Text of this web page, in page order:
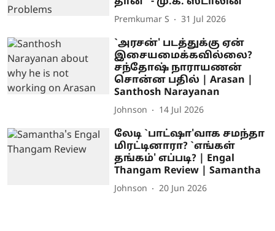
Premkumar S 31 Jul 2026
`அரசன்' படத்துக்கு ஏன்
இசையமைக்கவில்லை?
சந்தோஷ் நாராயணன்
சொன்ன பதில் | Arasan |
Santhosh Narayanan
Johnson 14 Jul 2026
லேடி `பாட்ஷா'வாக சமந்தா
மிரட்டினாரா? `எங்கள்
தங்கம்' எப்படி? | Engal
Thangam Review | Samantha
Johnson 20 Jun 2026